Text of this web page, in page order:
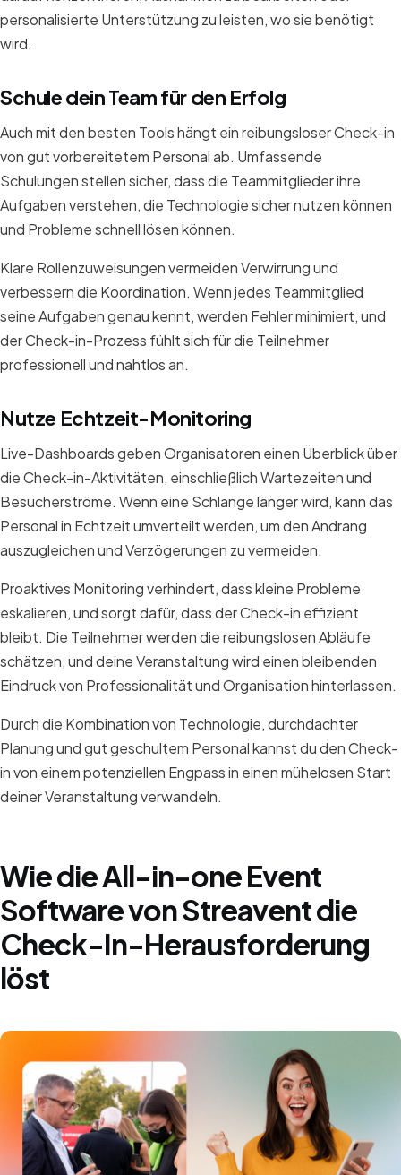
personalisierte Unterstützung zu leisten, wo sie benötigt
wird.
Schule dein Team für den Erfolg
Auch mit den besten Tools hängt ein reibungsloser Check-in
von gut vorbereitetem Personal ab. Umfassende
Schulungen stellen sicher, dass die Teammitglieder ihre
Aufgaben verstehen, die Technologie sicher nutzen können
und Probleme schnell lösen können.
Klare Rollenzuweisungen vermeiden Verwirrung und
verbessern die Koordination. Wenn jedes Teammitglied
seine Aufgaben genau kennt, werden Fehler minimiert, und
der Check-in-Prozess fühlt sich für die Teilnehmer
professionell und nahtlos an.
Nutze Echtzeit-Monitoring
Live-Dashboards geben Organisatoren einen Überblick über
die Check-in-Aktivitäten, einschließlich Wartezeiten und
Besucherströme. Wenn eine Schlange länger wird, kann das
Personal in Echtzeit umverteilt werden, um den Andrang
auszugleichen und Verzögerungen zu vermeiden.
Proaktives Monitoring verhindert, dass kleine Probleme
eskalieren, und sorgt dafür, dass der Check-in effizient
bleibt. Die Teilnehmer werden die reibungslosen Abläufe
schätzen, und deine Veranstaltung wird einen bleibenden
Eindruck von Professionalität und Organisation hinterlassen.
Durch die Kombination von Technologie, durchdachter
Planung und gut geschultem Personal kannst du den Check-
in von einem potenziellen Engpass in einen mühelosen Start
deiner Veranstaltung verwandeln.
Wie die All-in-one Event
Software von Streavent die
Check-In-Herausforderung
löst